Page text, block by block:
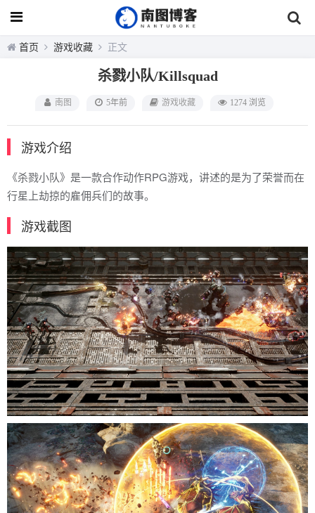
首页 游戏收藏 正文
杀戮小队/Killsquad
南图 5年前 游戏收藏 1274 浏览
游戏介绍
《杀戮小队》是一款合作动作RPG游戏，讲述的是为了荣誉而在
行星上劫掠的雇佣兵们的故事。
游戏截图